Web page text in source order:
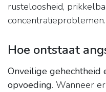
rusteloosheid,
concentratieproblemen.
Hoe ontstaat
Onveilige gehechtheid
opvoeding. Wanneer